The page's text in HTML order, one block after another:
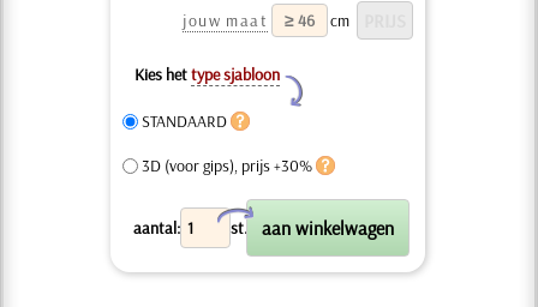
jouw maat
cm
Kies hettype sjabloon
Y
STANDAARD
3D (voor gips), prijs +30%
aantal: st.
X